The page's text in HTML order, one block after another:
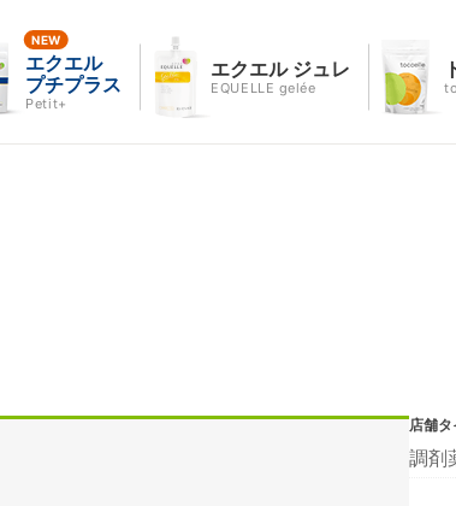
エクエル
プチプラス
Petit+
エクエル ジュレ
EQUELLE gelée
店舗タ
調剤